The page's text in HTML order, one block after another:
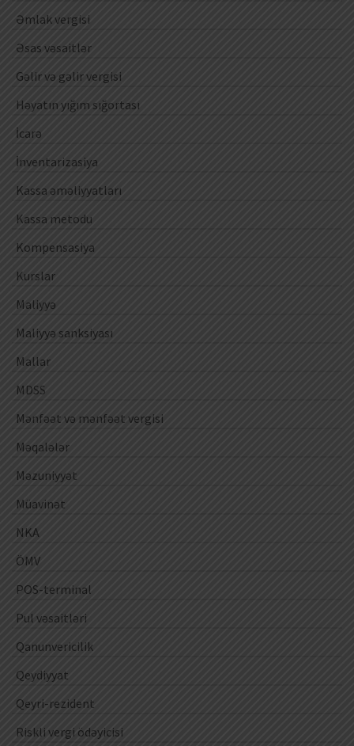
Əmlak vergisi
Əsas vəsaitlər
Gəlir və gəlir vergisi
Həyatın yığım sığortası
İcarə
İnventarizasiya
Kassa əməliyyatları
Kassa metodu
Kompensasiya
Kurslar
Maliyyə
Maliyyə sanksiyası
Mallar
MDSS
Mənfəət və mənfəət vergisi
Məqalələr
Məzuniyyət
Müavinət
NKA
ÖMV
POS-terminal
Pul vəsaitləri
Qanunvericilik
Qeydiyyat
Qeyri-rezident
Riskli vergi ödəyicisi